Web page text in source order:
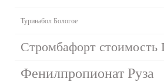
Туринабол Бологое
Стромбафорт стоимость
Фенилпропионат Руза